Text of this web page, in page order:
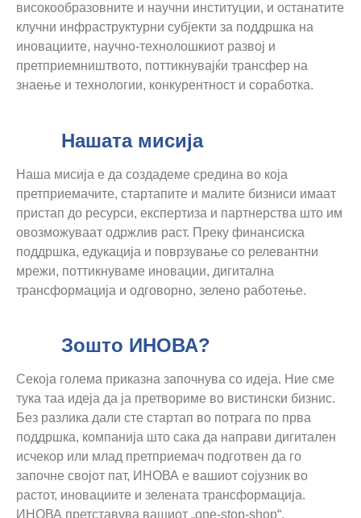
високообразовните и научни институции, и останатите
клучни инфраструктурни субјекти за поддршка на
иновациите, научно-технолошкиот развој и
претприемништвото, поттикнувајќи трансфер на
знаење и технологии, конкурентност и соработка.
Нашата мисија
Наша мисија е да создадеме средина во која
претприемачите, стартапите и малите бизниси имаат
пристап до ресурси, експертиза и партнерства што им
овозможуваат одржлив раст. Преку финансиска
поддршка, едукација и поврзување со релевантни
мрежи, поттикнуваме иновации, дигитална
трансформација и одговорно, зелено работење.
Зошто ИНОВА?
Секоја голема приказна започнува со идеја. Ние сме
тука таа идеја да ја претвориме во вистински бизнис.
Без разлика дали сте стартап во потрага по прва
поддршка, компанија што сака да направи дигитален
исчекор или млад претприемач подготвен да го
започне својот пат, ИНОВА е вашиот сојузник во
растот, иновациите и зелената трансформација.
ИНОВА претставува вашиот „one-stop-shop“,